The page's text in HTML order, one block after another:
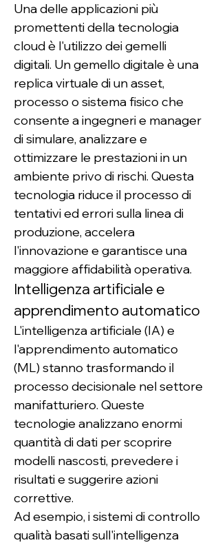
Una delle applicazioni più
promettenti della tecnologia
cloud è l'utilizzo dei gemelli
digitali. Un gemello digitale è una
replica virtuale di un asset,
processo o sistema fisico che
consente a ingegneri e manager
di simulare, analizzare e
ottimizzare le prestazioni in un
ambiente privo di rischi. Questa
tecnologia riduce il processo di
tentativi ed errori sulla linea di
produzione, accelera
l'innovazione e garantisce una
maggiore affidabilità operativa.
Intelligenza artificiale e
apprendimento automatico
L'intelligenza artificiale (IA) e
l'apprendimento automatico
(ML) stanno trasformando il
processo decisionale nel settore
manifatturiero. Queste
tecnologie analizzano enormi
quantità di dati per scoprire
modelli nascosti, prevedere i
risultati e suggerire azioni
correttive.
Ad esempio, i sistemi di controllo
qualità basati sull'intelligenza